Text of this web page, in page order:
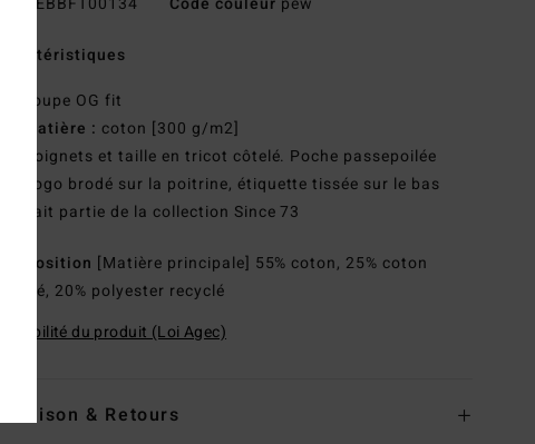
Caractéristiques
coupe OG fit
Matière : coton [300 g/m2]
Poignets et taille en tricot côtelé. Poche passepoilée
Logo brodé sur la poitrine, étiquette tissée sur le bas
Fait partie de la collection Since 73
Composition [Matière principale] 55% coton, 25% coton
recyclé, 20% polyester recyclé
Traçabilité du produit (Loi Agec)
Livraison & Retours